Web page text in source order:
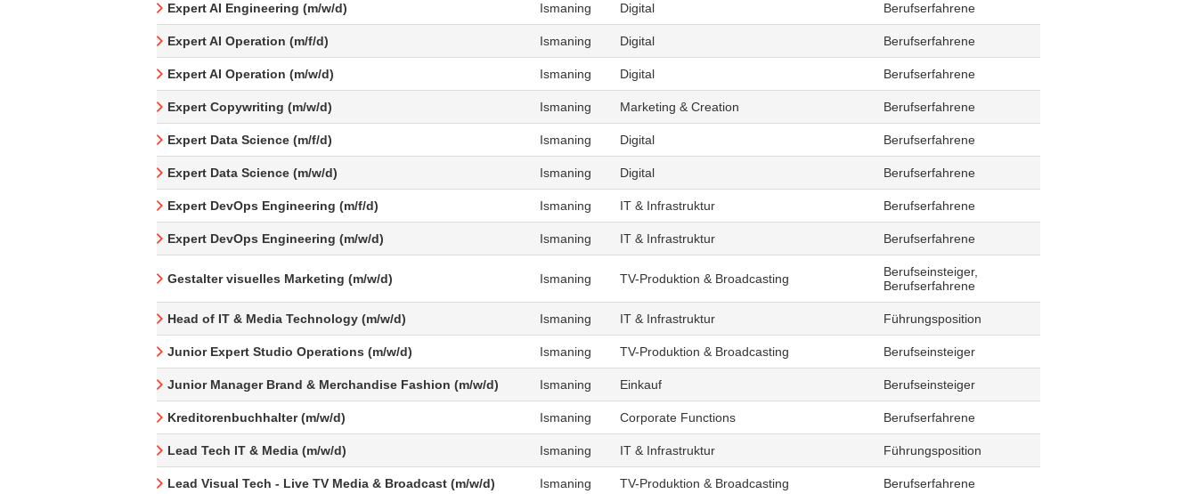
Expert AI Engineering (m/w/d) Ismaning Digital Berufserfahrene
Expert AI Operation (m/f/d) Ismaning Digital Berufserfahrene
Expert AI Operation (m/w/d) Ismaning Digital Berufserfahrene
Expert Copywriting (m/w/d) Ismaning Marketing & Creation Berufserfahrene
Expert Data Science (m/f/d) Ismaning Digital Berufserfahrene
Expert Data Science (m/w/d) Ismaning Digital Berufserfahrene
Expert DevOps Engineering (m/f/d) Ismaning IT & Infrastruktur Berufserfahrene
Expert DevOps Engineering (m/w/d) Ismaning IT & Infrastruktur Berufserfahrene
Gestalter visuelles Marketing (m/w/d) Ismaning TV-Produktion & Broadcasting
Berufseinsteiger,
Berufserfahrene
Head of IT & Media Technology (m/w/d) Ismaning IT & Infrastruktur Führungsposition
Junior Expert Studio Operations (m/w/d) Ismaning TV-Produktion & Broadcasting Berufseinsteiger
Junior Manager Brand & Merchandise Fashion (m/w/d) Ismaning Einkauf Berufseinsteiger
Kreditorenbuchhalter (m/w/d) Ismaning Corporate Functions Berufserfahrene
Lead Tech IT & Media (m/w/d) Ismaning IT & Infrastruktur Führungsposition
Lead Visual Tech - Live TV Media & Broadcast (m/w/d) Ismaning TV-Produktion & Broadcasting Berufserfahrene